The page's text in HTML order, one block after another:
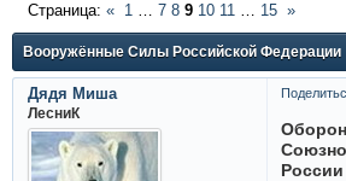
Вооружённые Силы Российской Федерации
Страница: « 1 … 7 8 9 10 11 … 15 »
Дядя Миша
ЛесниК